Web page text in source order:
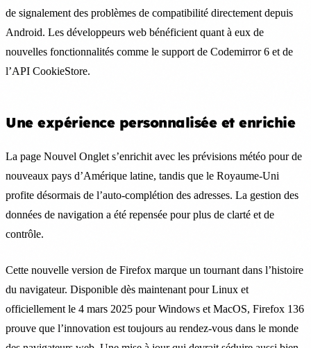
de signalement des problèmes de compatibilité directement depuis
Android. Les développeurs web bénéficient quant à eux de
nouvelles fonctionnalités comme le support de Codemirror 6 et de
l’API CookieStore.
Une expérience personnalisée et enrichie
La page Nouvel Onglet s’enrichit avec les prévisions météo pour de
nouveaux pays d’Amérique latine, tandis que le Royaume-Uni
profite désormais de l’auto-complétion des adresses. La gestion des
données de navigation a été repensée pour plus de clarté et de
contrôle.
Cette nouvelle version de Firefox marque un tournant dans l’histoire
du navigateur. Disponible dès maintenant pour Linux et
officiellement le 4 mars 2025 pour Windows et MacOS, Firefox 136
prouve que l’innovation est toujours au rendez-vous dans le monde